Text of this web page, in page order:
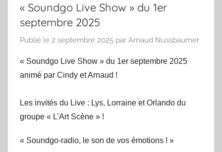
« Soundgo Live Show » du 1er
septembre 2025
Publié le 2 septembre 2025 par Arnaud Nussbaumer
« Soundgo Live Show » du 1er septembre 2025
animé par Cindy et Arnaud !
Les invités du Live : Lys, Lorraine et Orlando du
groupe « L’Art Scène » !
« Soundgo-radio, le son de vos émotions ! »